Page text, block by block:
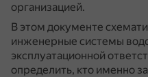
организацией.
В этом документе
инженерные системы
эксплуатационной
определить, кто именно